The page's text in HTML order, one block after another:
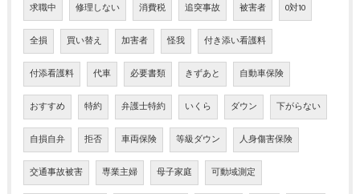
求職中 修理しない 消費税 追突事故 被害者 0対10
全損 買い替え 加害者 怪我 付き添い看護料
付添看護料 代車 必要書類 きずあと 自動車保険
おすすめ 特約 弁護士特約 いくら ダウン 下がらない
自損自弁 拒否 車両保険 等級ダウン 人身傷害保険
交通事故被害 専業主婦 母子家庭 可動域測定